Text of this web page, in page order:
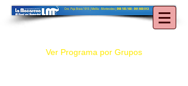
Ver Programa por Grupos